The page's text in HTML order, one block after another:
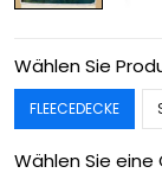
Wählen Sie
FLEECEDECKE
Wählen Sie eine